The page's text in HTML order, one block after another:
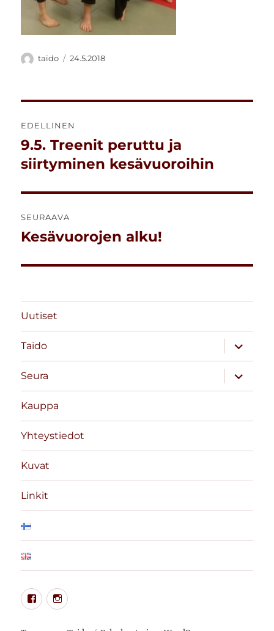
Kirjoittaja
taido Julkaistu
24.5.2018
selaus
EDELLINEN
Edellinen
artikkeli:
9.5. Treenit peruttu ja
siirtyminen kesävuoroihin
SEURAAVA
Seuraava
Kesävuorojen alku!
Uutiset
Taido
näytä
Seura
näytä
Kauppa
Yhteystiedot
Kuvat
Linkit
Tampereen
Taido
Instagram